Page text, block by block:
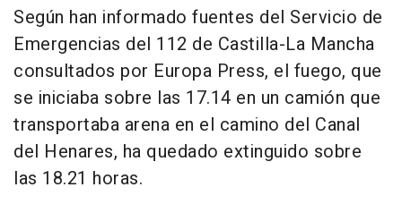
Según han informado fuentes del Servicio de
Emergencias del 112 de Castilla-La Mancha
consultados por Europa Press, el fuego, que
se iniciaba sobre las 17.14 en un camión que
transportaba arena en el camino del Canal
del Henares, ha quedado extinguido sobre
las 18.21 horas.